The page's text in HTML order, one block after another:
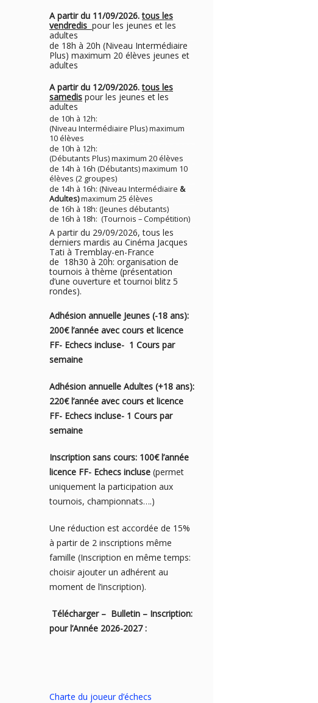
A partir du 11/09/2026.tous les
vendredis pour les jeunes et les
adultes
de 18h à 20h (Niveau Intermédiaire
Plus) maximum 20 élèves jeunes et
adultes
A partir du 12/09/2026.tous les
samedis pour les jeunes et les
adultes
de 10h à 12h:
(Niveau Intermédiaire Plus) maximum
10 élèves
de 10h à 12h:
(Débutants Plus) maximum 20 élèves
de 14h à 16h (Débutants) maximum 10
élèves (2 groupes)
de 14h à 16h: (Niveau Intermédiaire &
Adultes)maximum 25 élèves
de 16h à 18h: (Jeunes débutants)
de 16h à 18h: (Tournois – Compétition)
A partir du 29/09/2026, tous les
derniers mardis au Cinéma Jacques
Tati à Tremblay-en-France
de 18h30 à 20h: organisation de
tournois à thème (présentation
d’une ouverture et tournoi blitz 5
rondes).
Adhésion annuelle Jeunes (-18 ans):
200€ l’année avec cours et licence
FF- Echecs incluse- 1 Cours par
semaine
Adhésion annuelle Adultes (+18 ans):
220€ l’année avec cours et licence
FF- Echecs incluse- 1 Cours par
semaine
Inscription sans cours: 100€ l’année
licence FF- Echecs incluse (permet
uniquement la participation aux
tournois, championnats….)
Une réduction est accordée de 15%
à partir de 2 inscriptions même
famille (Inscription en même temps:
choisir ajouter un adhérent au
moment de l’inscription).
Télécharger – Bulletin – Inscription:
pour l’Année 2026-2027 :
Charte du joueur d’échecs